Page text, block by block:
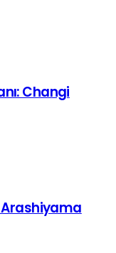
Changi
Arashiyama